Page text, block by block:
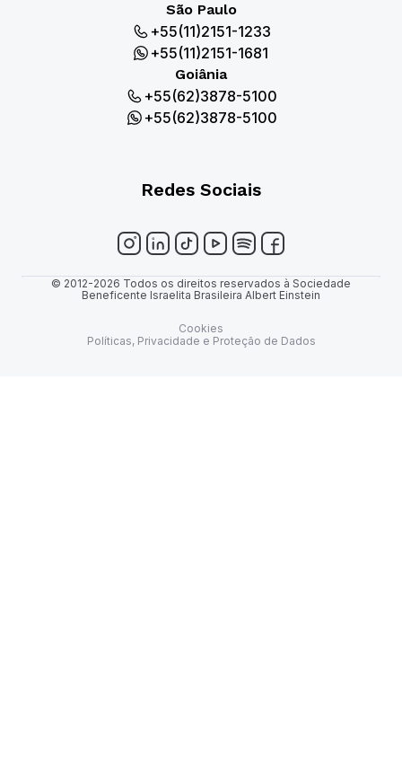
São Paulo
+55(11)2151-1233
+55(11)2151-1681
Goiânia
+55(62)3878-5100
+55(62)3878-5100
Redes Sociais
© 2012-2026 Todos os direitos reservados à Sociedade
Beneficente Israelita Brasileira Albert Einstein
Cookies
Políticas, Privacidade e Proteção de Dados